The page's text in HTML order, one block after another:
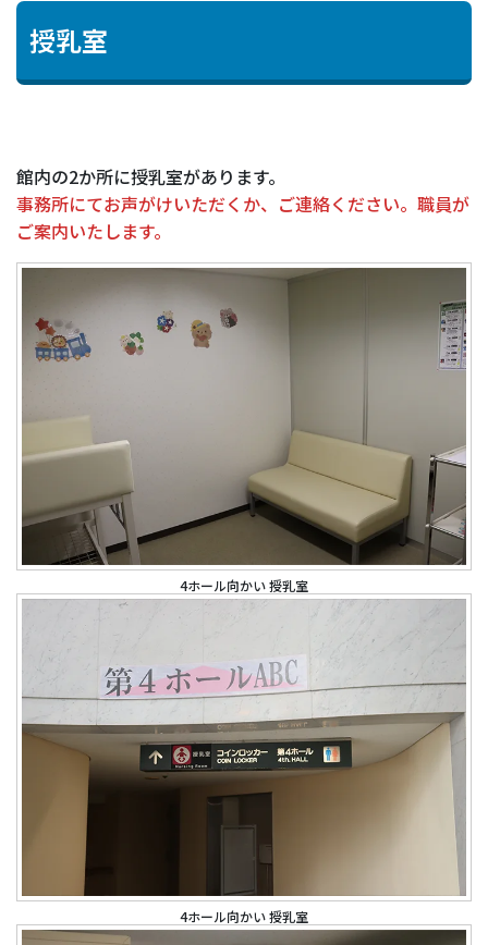
授乳室
館内の2か所に授乳室があります。
事務所にてお声がけいただくか、ご連絡ください。職員が
ご案内いたします。
4ホール向かい 授乳室
4ホール向かい 授乳室